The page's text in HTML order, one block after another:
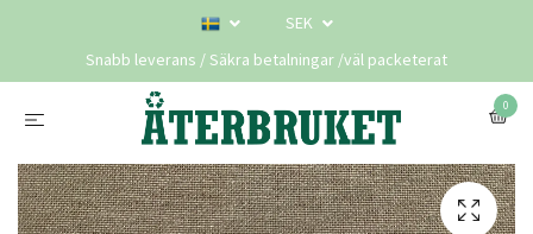
SEK
Snabb leverans / Säkra betalningar /väl packeterat
0